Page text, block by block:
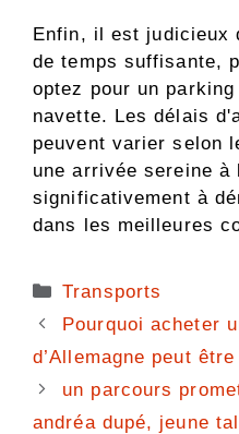
Enfin, il est judicieux
de temps suffisante,
optez pour un
navette. Les délais
peuvent varier selon
une arrivée sereine à
significativement à
dans les meilleures
Catégories
Transports
Pourquoi acheter
d’Allemagne peut
un parcours
andréa dupé, jeune